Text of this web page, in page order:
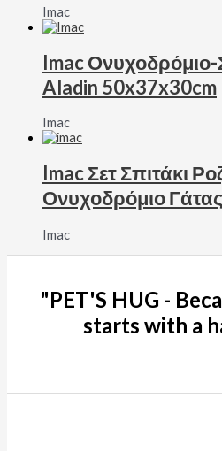
Imac
Imac Ονυχοδρόμιο-
Aladin 50x37x30cm
Imac
Imac Σετ Σπιτάκι
Ονυχοδρόμιο
Imac
"PET'S HUG -
starts with a